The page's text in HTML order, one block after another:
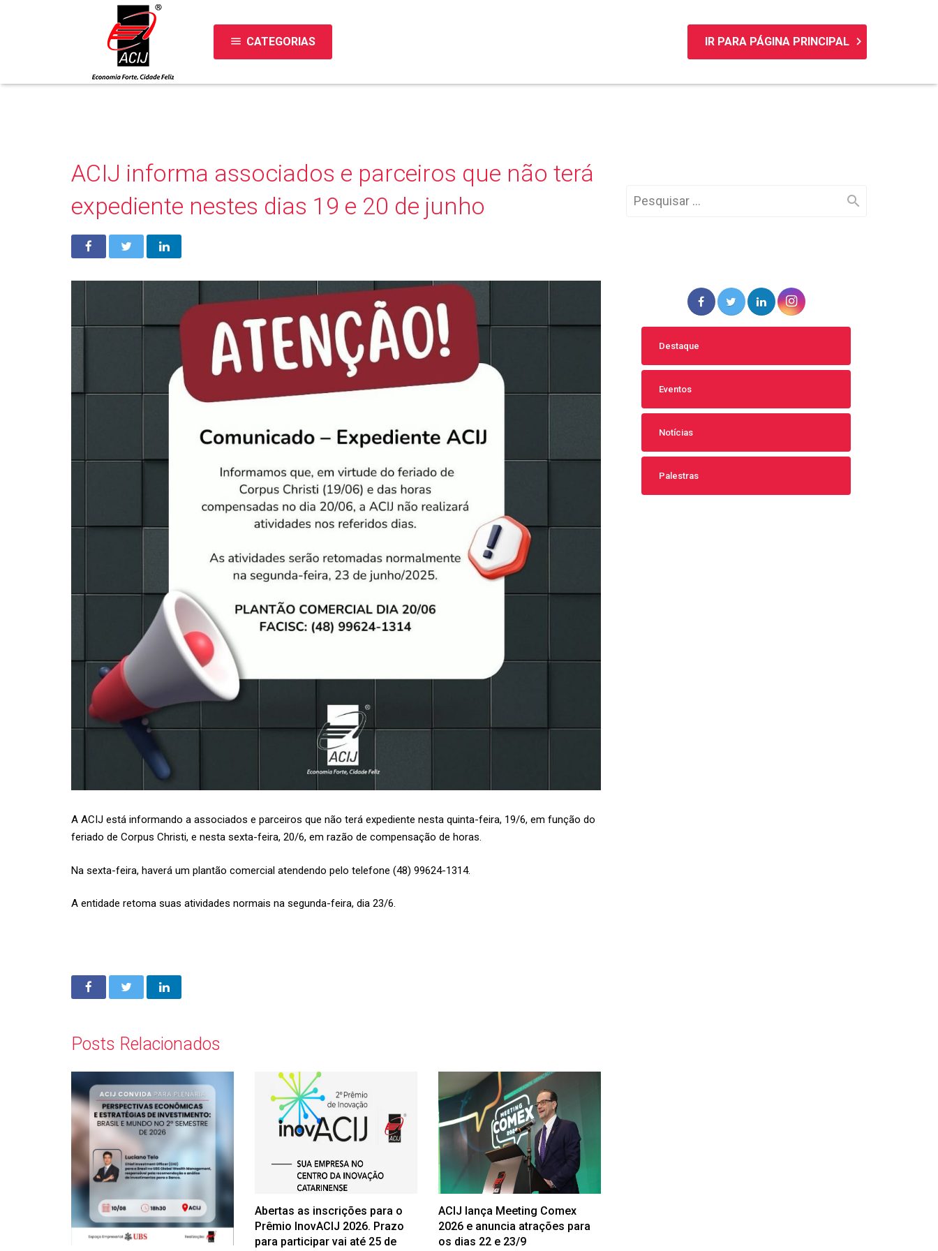
menu CATEGORIAS IR PARA PÁGINA PRINCIPAL keyboard_arrow_right
ACIJ informa associados e parceiros que não terá
expediente nestes dias 19 e 20 de junho
A ACIJ está informando a associados e parceiros que não terá expediente nesta quinta-feira, 19/6, em função do
feriado de Corpus Christi, e nesta sexta-feira, 20/6, em razão de compensação de horas.
Na sexta-feira, haverá um plantão comercial atendendo pelo telefone (48) 99624-1314.
A entidade retoma suas atividades normais na segunda-feira, dia 23/6.
Posts Relacionados
Abertas as inscrições para o
Prêmio InovACIJ 2026. Prazo
para participar vai até 25 de
ACIJ lança Meeting Comex
2026 e anuncia atrações para
os dias 22 e 23/9
Destaque
Eventos
Notícias
Palestras